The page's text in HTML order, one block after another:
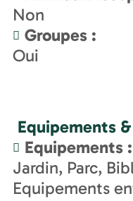
Non
Groupes :
Oui
Equipements
Equipements :
Jardin Parc
Equipements